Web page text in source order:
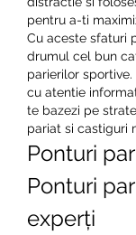
pentru a-ti
Cu aceste sfaturi
drumul cel bun
parierilor
cu atentie
te bazezi pe
pariat si castiguri
Ponturi
Ponturi
experți